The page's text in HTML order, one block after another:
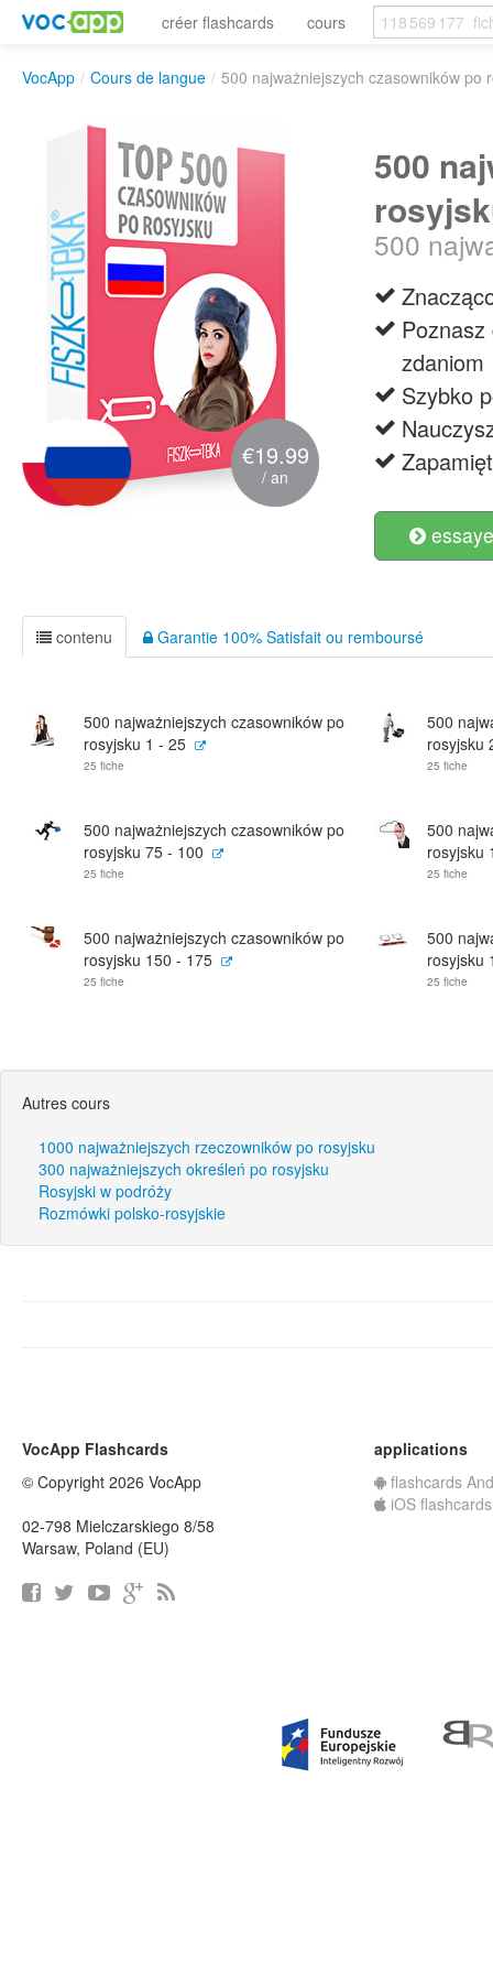
créer flashcards cours
VocApp / Cours de langue / 500 najważniejszych czasowników po
€19.99
/ an
500
500
Poznasz
zdaniom
Szybko
contenu Garantie 100% Satisfait ou remboursé
500 najważniejszych czasowników po
rosyjsku 1 - 25
25 fiche
500
rosyjsku
25 fiche
500 najważniejszych czasowników po
rosyjsku 75 - 100
25 fiche
500
rosyjsku
25 fiche
500 najważniejszych czasowników po
rosyjsku 150 - 175
25 fiche
500
rosyjsku
25 fiche
Autres cours
1000 najważniejszych rzeczowników po rosyjsku
300 najważniejszych określeń po rosyjsku
Rosyjski w podróży
Rozmówki polsko-rosyjskie
VocApp Flashcards
© Copyright 2026 VocApp
02-798 Mielczarskiego 8/58
Warsaw, Poland (EU)
applications
flashcards
iOS flashcards